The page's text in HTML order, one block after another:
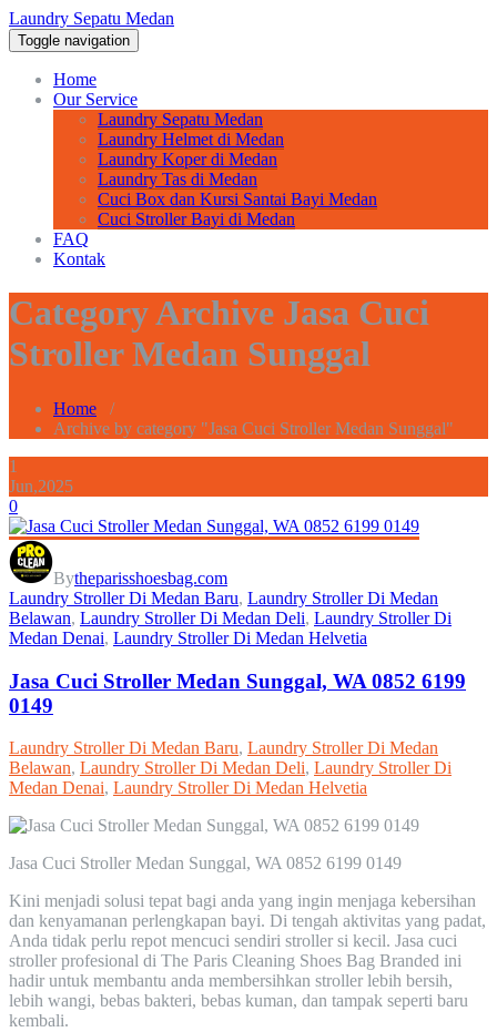
Laundry Sepatu Medan
Toggle navigation
Home
Our Service
Laundry Sepatu Medan
Laundry Helmet di Medan
Laundry Koper di Medan
Laundry Tas di Medan
Cuci Box dan Kursi Santai Bayi Medan
Cuci Stroller Bayi di Medan
FAQ
Kontak
Category Archive Jasa Cuci
Stroller Medan Sunggal
Home /
Archive by category "Jasa Cuci Stroller Medan Sunggal"
1
Jun,2025
0
Bytheparisshoesbag.com
Laundry Stroller Di Medan Baru, Laundry Stroller Di Medan
Belawan, Laundry Stroller Di Medan Deli, Laundry Stroller Di
Medan Denai, Laundry Stroller Di Medan Helvetia
Jasa Cuci Stroller Medan Sunggal, WA 0852 6199
0149
Laundry Stroller Di Medan Baru, Laundry Stroller Di Medan
Belawan, Laundry Stroller Di Medan Deli, Laundry Stroller Di
Medan Denai, Laundry Stroller Di Medan Helvetia
Jasa Cuci Stroller Medan Sunggal, WA 0852 6199 0149
Kini menjadi solusi tepat bagi anda yang ingin menjaga kebersihan
dan kenyamanan perlengkapan bayi. Di tengah aktivitas yang padat,
Anda tidak perlu repot mencuci sendiri stroller si kecil. Jasa cuci
stroller profesional di The Paris Cleaning Shoes Bag Branded ini
hadir untuk membantu anda membersihkan stroller lebih bersih,
lebih wangi, bebas bakteri, bebas kuman, dan tampak seperti baru
kembali.